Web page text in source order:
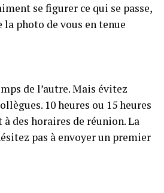
se figurer ce qui se passe,
photo de vous en tenue
de l’autre. Mais évitez
10 heures ou 15 heures
des horaires de réunion. La
pas à envoyer un premier